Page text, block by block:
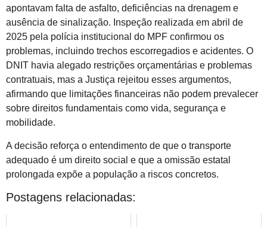
apontavam falta de asfalto, deficiências na drenagem e
ausência de sinalização. Inspeção realizada em abril de
2025 pela polícia institucional do MPF confirmou os
problemas, incluindo trechos escorregadios e acidentes. O
DNIT havia alegado restrições orçamentárias e problemas
contratuais, mas a Justiça rejeitou esses argumentos,
afirmando que limitações financeiras não podem prevalecer
sobre direitos fundamentais como vida, segurança e
mobilidade.
A decisão reforça o entendimento de que o transporte
adequado é um direito social e que a omissão estatal
prolongada expõe a população a riscos concretos.
Postagens relacionadas: